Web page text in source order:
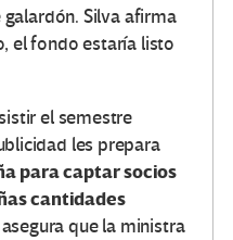
Silva afirma
el fondo estaría listo
el semestre
les prepara
para captar socios
cantidades
que la ministra